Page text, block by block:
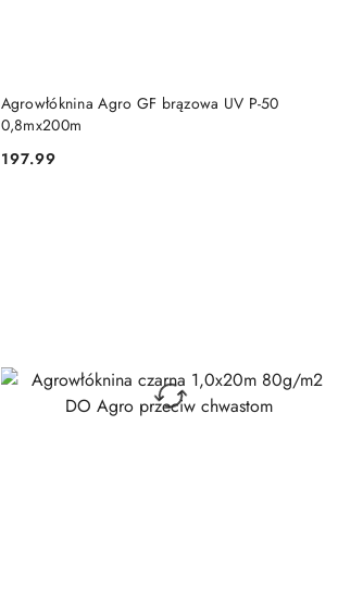
Agrowłóknina Agro GF brązowa UV P-50
0,8mx200m
Cena:
197.99
DO KOSZYKA